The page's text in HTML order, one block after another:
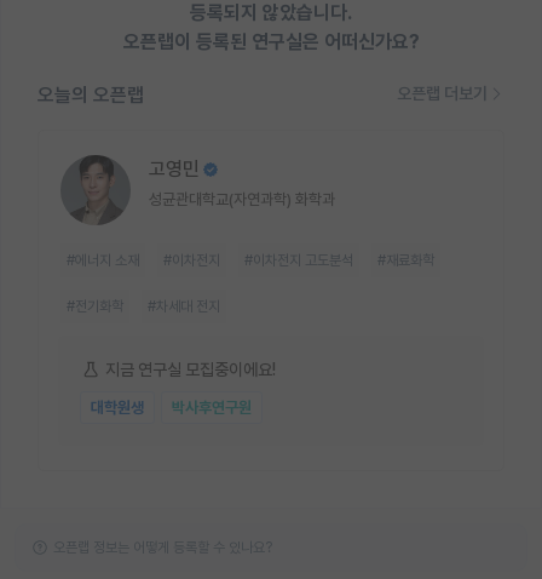
등록되지 않았습니다.
오픈랩이 등록된 연구실은 어떠신가요?
오늘의 오픈랩 오픈랩 더보기
고영민
성균관대학교(자연과학) 화학과
#에너지 소재 #이차전지 #이차전지 고도분석 #재료화학
#전기화학 #차세대 전지
지금 연구실 모집중이에요!
대학원생 박사후연구원
오픈랩 정보는 어떻게 등록할 수 있나요?